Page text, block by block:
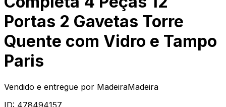
Portas 2 Gavetas Torre
Quente com Vidro e Tampo
Paris
Vendido e entregue por MadeiraMadeira
ID: 478494157